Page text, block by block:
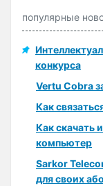
популярные
конкурса
Vertu Cobra
Как
Как скачать
компьютер
Sarkor
для своих